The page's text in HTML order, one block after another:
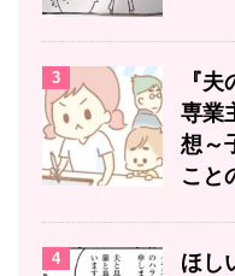
3
『
専業
想～
こと
4
ほし